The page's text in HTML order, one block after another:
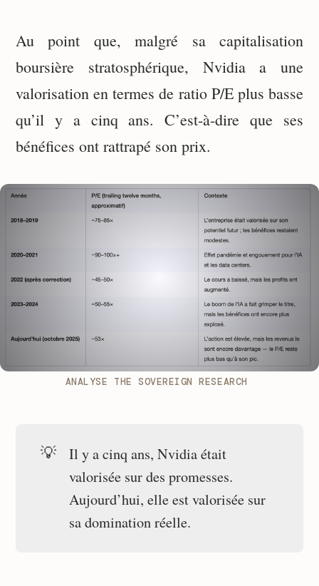
Au point que, malgré sa capitalisation
boursière stratosphérique, Nvidia a une
valorisation en termes de ratio P/E plus basse
qu’il y a cinq ans. C’est-à-dire que ses
bénéfices ont rattrapé son prix.
ANALYSE THE SOVEREIGN RESEARCH
💡
Il y a cinq ans, Nvidia était
valorisée sur des promesses.
Aujourd’hui, elle est valorisée sur
sa domination réelle.